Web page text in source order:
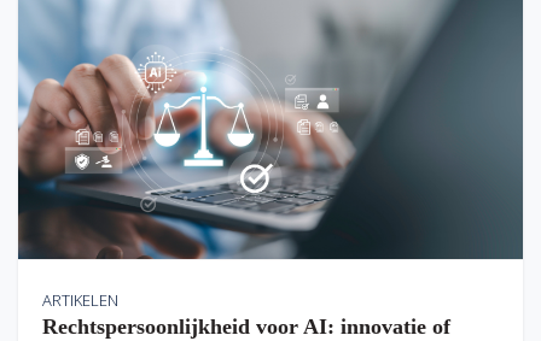
ARTIKELEN
Rechtspersoonlijkheid voor AI: innovatie of